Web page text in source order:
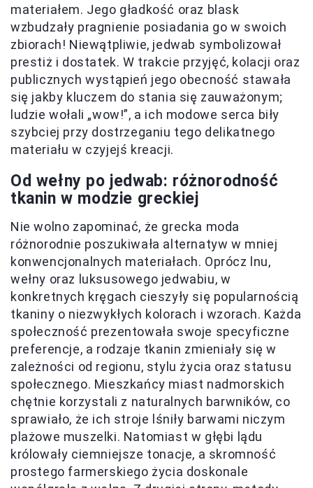
materiałem. Jego gładkość oraz blask
wzbudzały pragnienie posiadania go w swoich
zbiorach! Niewątpliwie, jedwab symbolizował
prestiż i dostatek. W trakcie przyjęć, kolacji oraz
publicznych wystąpień jego obecność stawała
się jakby kluczem do stania się zauważonym;
ludzie wołali „wow!”, a ich modowe serca biły
szybciej przy dostrzeganiu tego delikatnego
materiału w czyjejś kreacji.
Od wełny po jedwab: różnorodność
tkanin w modzie greckiej
Nie wolno zapominać, że grecka moda
różnorodnie poszukiwała alternatyw w mniej
konwencjonalnych materiałach. Oprócz lnu,
wełny oraz luksusowego jedwabiu, w
konkretnych kręgach cieszyły się popularnością
tkaniny o niezwykłych kolorach i wzorach. Każda
społeczność prezentowała swoje specyficzne
preferencje, a rodzaje tkanin zmieniały się w
zależności od regionu, stylu życia oraz statusu
społecznego. Mieszkańcy miast nadmorskich
chętnie korzystali z naturalnych barwników, co
sprawiało, że ich stroje lśniły barwami niczym
plażowe muszelki. Natomiast w głębi lądu
królowały ciemniejsze tonacje, a skromność
prostego farmerskiego życia doskonale